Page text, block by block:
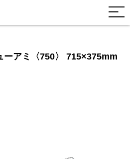
ーアミ〈750〉 715×375mm